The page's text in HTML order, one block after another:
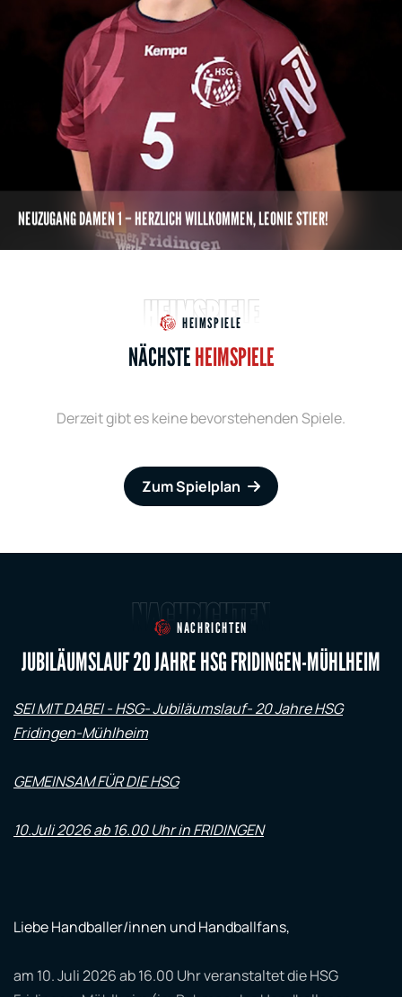
NEUZUGANG DAMEN 1 – HERZLICH WILLKOMMEN, LEONIE STIER!
HEIMSPIELE
HEIMSPIELE
NÄCHSTEHEIMSPIELE
Derzeit gibt es keine bevorstehenden Spiele.
Zum Spielplan
NACHRICHTEN
NACHRICHTEN
JUBILÄUMSLAUF 20 JAHRE HSG FRIDINGEN-MÜHLHEIM
SEI MIT DABEI - HSG- Jubiläumslauf- 20 Jahre HSG
Fridingen-Mühlheim
GEMEINSAM FÜR DIE HSG
10.Juli 2026 ab 16.00 Uhr in FRIDINGEN
Liebe Handballer/innen und Handballfans,
am 10. Juli 2026 ab 16.00 Uhr veranstaltet die HSG